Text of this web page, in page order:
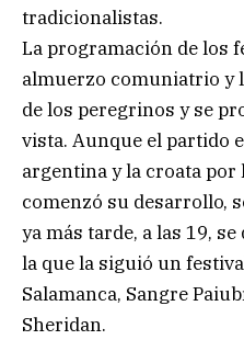
tradicionalistas.
La programación de los
almuerzo comuniatrio y
de los peregrinos y se
vista. Aunque el partido
argentina y la croata
comenzó su desarrollo,
ya más tarde, a las 19,
la que la siguió un
Salamanca, Sangre
Sheridan.